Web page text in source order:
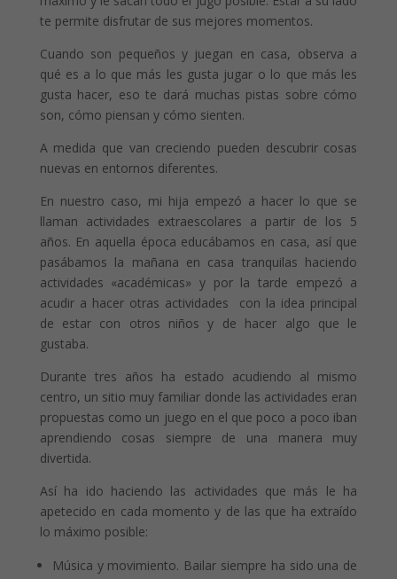
te permite disfrutar de sus mejores momentos.
Cuando son pequeños y juegan en casa, observa a
qué es a lo que más les gusta jugar o lo que más les
gusta hacer, eso te dará muchas pistas sobre cómo
son, cómo piensan y cómo sienten.
A medida que van creciendo pueden descubrir cosas
nuevas en entornos diferentes.
En nuestro caso, mi hija empezó a hacer lo que se
llaman actividades extraescolares a partir de los 5
años. En aquella época educábamos en casa, así que
pasábamos la mañana en casa tranquilas haciendo
actividades «académicas» y por la tarde empezó a
acudir a hacer otras actividades con la idea principal
de estar con otros niños y de hacer algo que le
gustaba.
Durante tres años ha estado acudiendo al mismo
centro, un sitio muy familiar donde las actividades eran
propuestas como un juego en el que poco a poco iban
aprendiendo cosas siempre de una manera muy
divertida.
Así ha ido haciendo las actividades que más le ha
apetecido en cada momento y de las que ha extraído
lo máximo posible:
Música y movimiento. Bailar siempre ha sido una de